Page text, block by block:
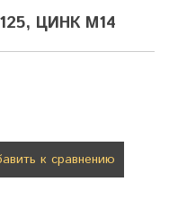
ЦИНК М14
к сравнению